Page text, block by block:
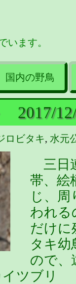
います。
国内の野鳥
2017/
ロビタキ, 水元
三日
帯、絵
じ、
われる
だけに
タキ
ので、
ツブリ